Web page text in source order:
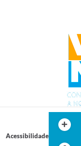
Acessibilidade